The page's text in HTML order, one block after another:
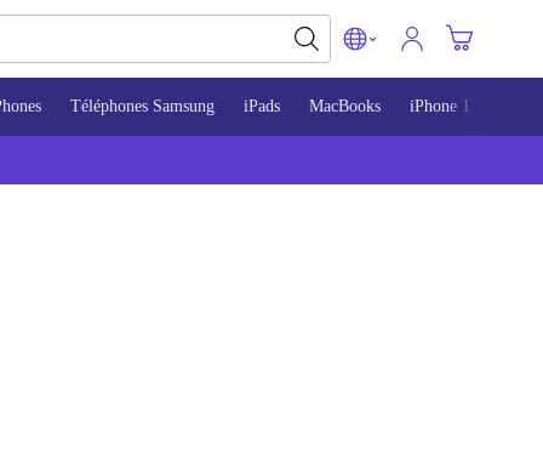
Téléphones Samsung iPads MacBooks iPhone 13